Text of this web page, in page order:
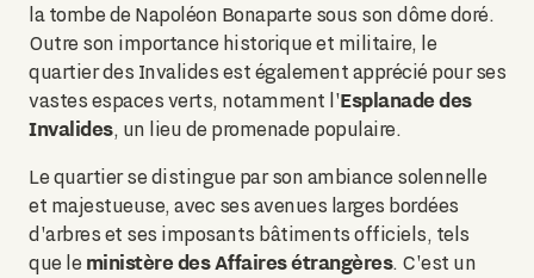
la tombe de Napoléon Bonaparte sous son dôme doré.
Outre son importance historique et militaire, le
quartier des Invalides est également apprécié pour ses
vastes espaces verts, notamment l'Esplanade des
Invalides, un lieu de promenade populaire.
Le quartier se distingue par son ambiance solennelle
et majestueuse, avec ses avenues larges bordées
d'arbres et ses imposants bâtiments officiels, tels
que le ministère des Affaires étrangères. C'est un